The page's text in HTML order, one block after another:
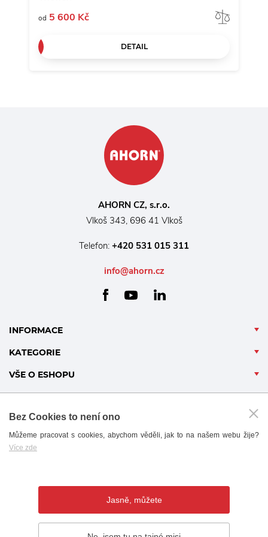
od 5 600 Kč
DETAIL
AHORN CZ, s.r.o.
Vlkoš 343, 696 41 Vlkoš
Telefon: +420 531 015 311
info@ahorn.cz
facebook youtube
INFORMACE
KATEGORIE
VŠE O ESHOPU
B2B - PARTNERSKÝ PORTÁL
Bez Cookies to není ono
Můžeme pracovat s cookies, abychom věděli, jak to na našem webu žije?
Více zde
Jasně, můžete